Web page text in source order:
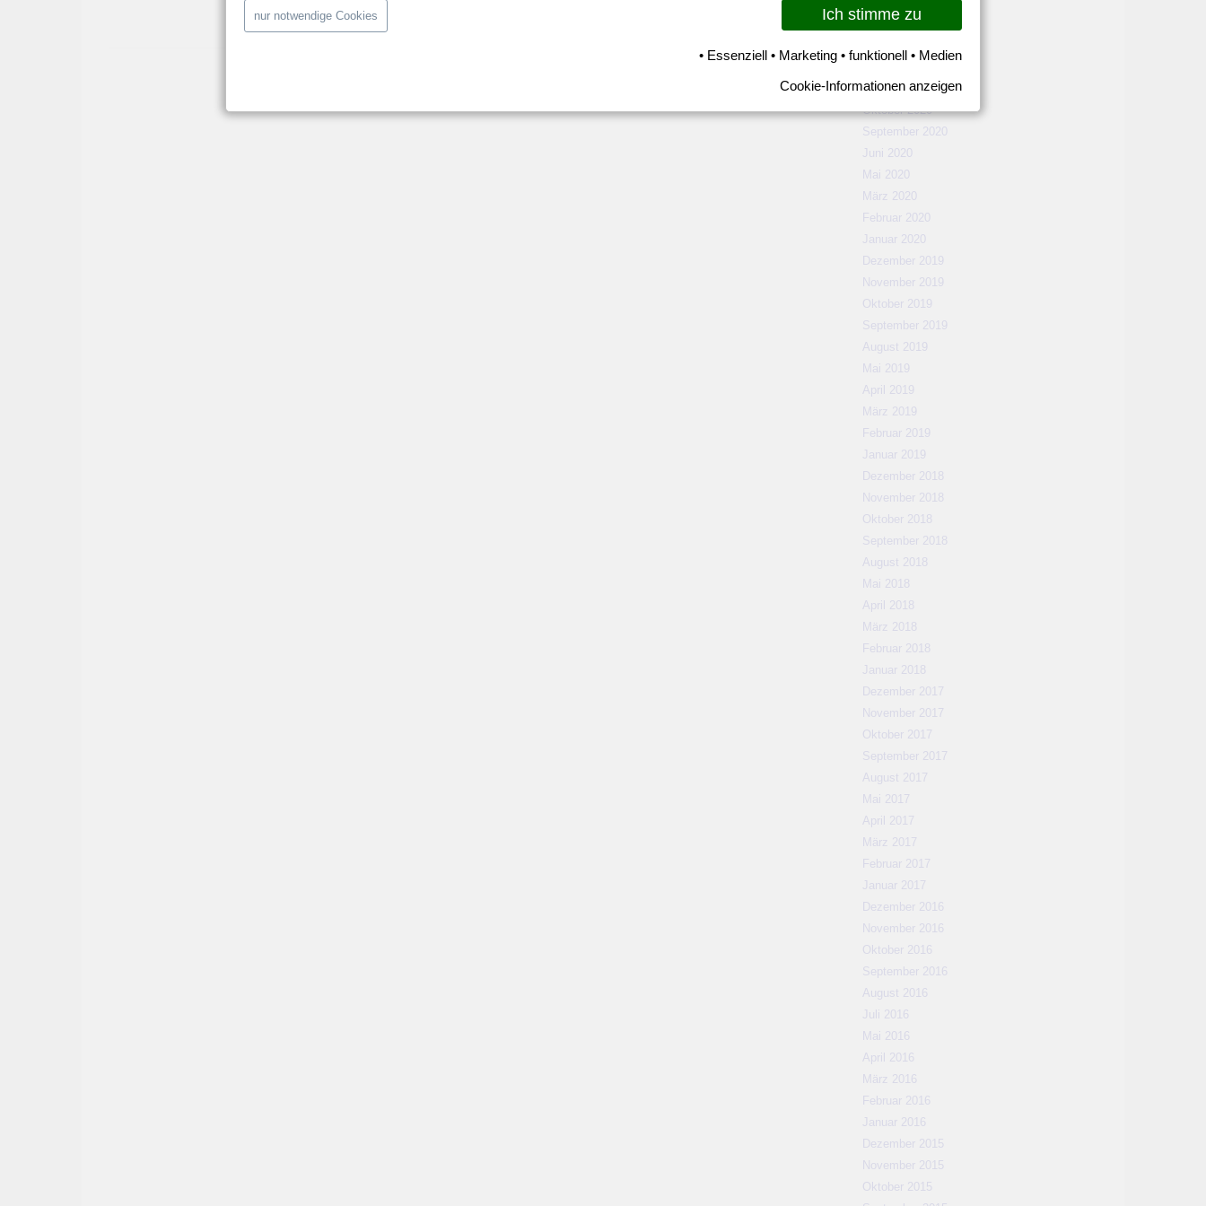
Schwarz,Tobias Stieler,Wilfried Kanga
Februar 2021
November 2020
Oktober 2020
September 2020
Juni 2020
Mai 2020
März 2020
Februar 2020
Januar 2020
Dezember 2019
November 2019
Oktober 2019
September 2019
August 2019
Mai 2019
April 2019
März 2019
Februar 2019
Januar 2019
Dezember 2018
November 2018
Oktober 2018
September 2018
August 2018
Mai 2018
April 2018
März 2018
Februar 2018
Januar 2018
Dezember 2017
November 2017
Oktober 2017
September 2017
August 2017
Mai 2017
April 2017
März 2017
Februar 2017
Januar 2017
Dezember 2016
November 2016
Oktober 2016
September 2016
August 2016
Juli 2016
Mai 2016
April 2016
März 2016
Februar 2016
Januar 2016
Dezember 2015
November 2015
Oktober 2015
nur notwendige Cookies Ich stimme zu
• Essenziell • Marketing • funktionell • Medien
Cookie-Informationen anzeigen